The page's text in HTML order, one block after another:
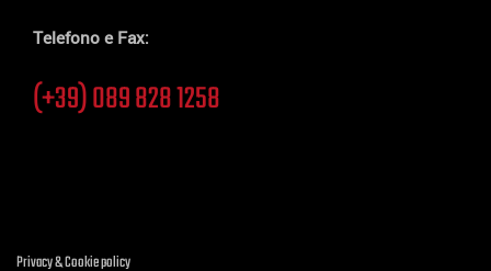
Telefono e Fax:
(+39) 089 828 1258
Privacy & Cookie policy